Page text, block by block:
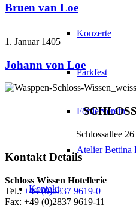
Konzerte
Parkfest
Förderverein
Atelier Bettina
Kontakt
Bruen van Loe
1. Januar 1405
Johann von Loe
Schlossallee
Kontakt Details
Schloss Wissen Hotellerie
Tel.:+49 (0)2837 9619-0
Fax: +49 (0)2837 9619-11